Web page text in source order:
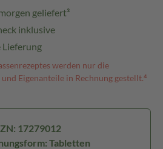
geliefert³
inklusive
werden nur die
Eigenanteile in Rechnung gestellt.⁴
17279012
Tabletten